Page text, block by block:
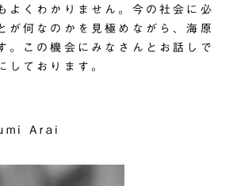
よくわかりません。今の社会に必
が何なのかを見極めながら、海原
。この機会にみなさんとお話しで
しております。
Arai